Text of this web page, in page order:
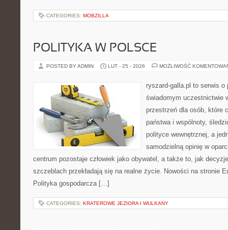
CATEGORIES: MOBZILLA
POLITYKA W POLSCE
POSTED BY ADMIN LUT - 25 - 2026 MOŻLIWOŚĆ
ryszard-galla.pl to serwis
świadomym uczestnictwie
przestrzeń dla osób, które
państwa i wspólnoty,
polityce wewnętrznej, a
samodzielną opinię w
centrum pozostaje człowiek jako obywatel, a także to, jak
szczeblach przekładają się na realne życie. Nowości na stronie
Polityka gospodarcza […]
CATEGORIES: KRATEROWE JEZIORA I WULKANY